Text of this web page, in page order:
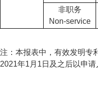
非职务
Non-service
注：本报表中，有效发明专
2021年1月1日及之后以申请